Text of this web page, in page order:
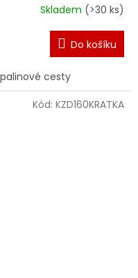
Skladem (>30 ks)
Do košíku
cesty
Kód: KZD160KRATKA